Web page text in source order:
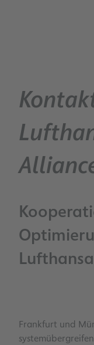
Frankfurt und